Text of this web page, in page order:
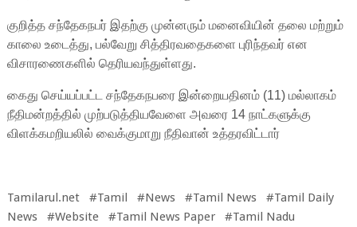
குறித்த சந்தேகநபர் இதற்கு முன்னரும் மனைவியின் தலை மற்றும்
காலை உடைத்து, பல்வேறு சித்திரவதைகளை புரிந்தவர் என
விசாரணைகளில் தெரியவந்துள்ளது.
கைது செய்யப்பட்ட சந்தேகநபரை இன்றையதினம் (11) மல்லாகம்
நீதிமன்றத்தில் முற்படுத்தியவேளை அவரை 14 நாட்களுக்கு
விளக்கமறியலில் வைக்குமாறு நீதிவான் உத்தரவிட்டார்
Tamilarul.net #Tamil #News #Tamil News #Tamil Daily
News #Website #Tamil News Paper #Tamil Nadu